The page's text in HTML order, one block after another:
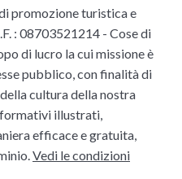
promozione turistica e
: 08703521214 - Cose di
di lucro la cui missione è
pubblico, con finalità di
cultura della nostra
illustrati,
efficace e gratuita,
Vedi le condizioni